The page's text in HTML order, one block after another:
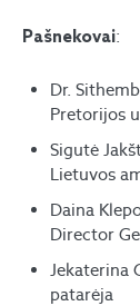
Pašnekovai:
Dr.
Pretorijos
Sigutė
Lietuvos
Daina
Director
Jekaterina
patarėja